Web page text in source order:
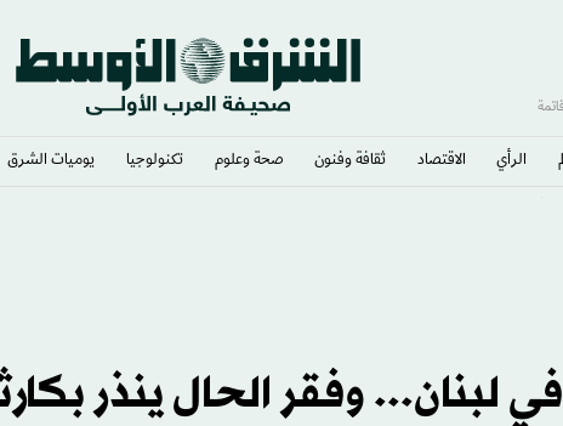
الرأي الاقتصاد ثقافة وفنون صحة وعلوم تكنولوجيا يوميات الشرق​
لبنان... وفقر الحال ينذر